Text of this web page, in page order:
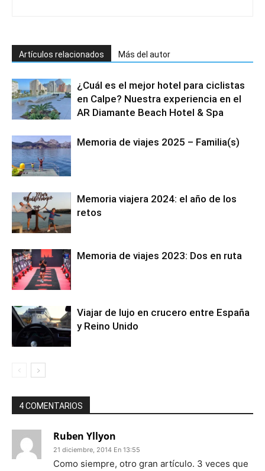
Artículos relacionados Más del autor
¿Cuál es el mejor hotel para ciclistas
en Calpe? Nuestra experiencia en el
AR Diamante Beach Hotel & Spa
Memoria de viajes 2025 – Familia(s)
Memoria viajera 2024: el año de los
retos
Memoria de viajes 2023: Dos en ruta
Viajar de lujo en crucero entre España
y Reino Unido
4 COMENTARIOS
Ruben Yllyon
21 diciembre, 2014 En 13:55
Como siempre, otro gran artículo. 3 veces que